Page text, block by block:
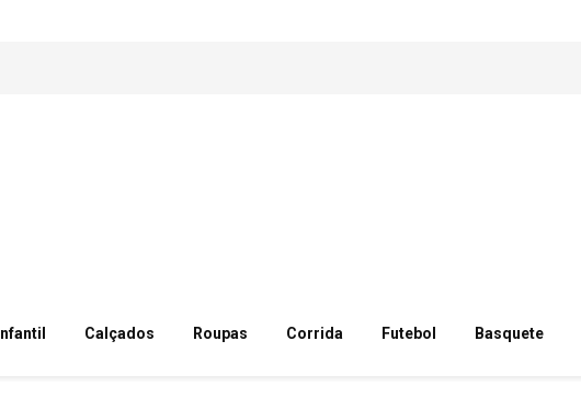
Infantil Calçados Roupas Corrida Futebol Basquete